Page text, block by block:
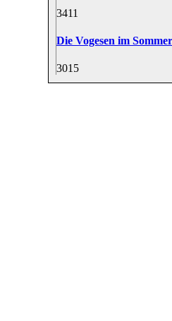
3411
Die Vogesen im
3015